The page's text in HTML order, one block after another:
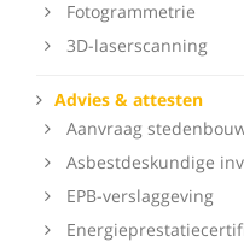
Fotogrammetrie
3D-laserscanning
Advies & attesten
Aanvraag
Asbestdeskundige
EPB-verslaggeving